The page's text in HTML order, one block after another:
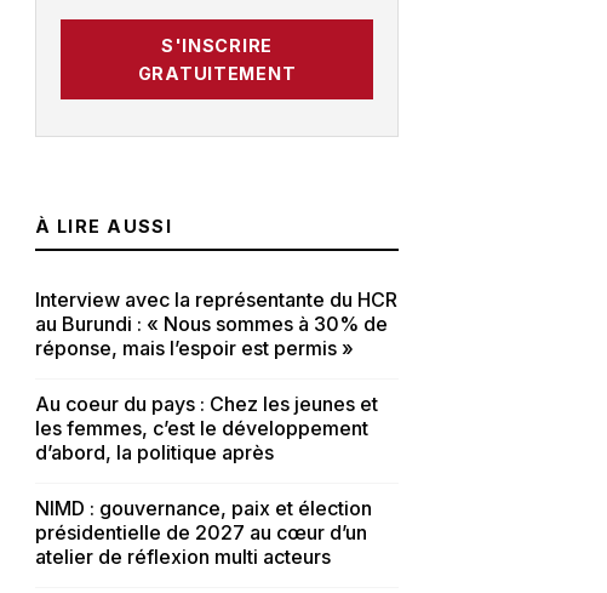
S'INSCRIRE
GRATUITEMENT
À LIRE AUSSI
Interview avec la représentante du HCR
au Burundi : « Nous sommes à 30% de
réponse, mais l’espoir est permis »
Au coeur du pays : Chez les jeunes et
les femmes, c’est le développement
d’abord, la politique après
NIMD : gouvernance, paix et élection
présidentielle de 2027 au cœur d’un
atelier de réflexion multi acteurs